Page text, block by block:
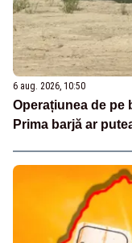
6 aug. 2026, 10:50
Operațiunea de pe
Prima barjă ar